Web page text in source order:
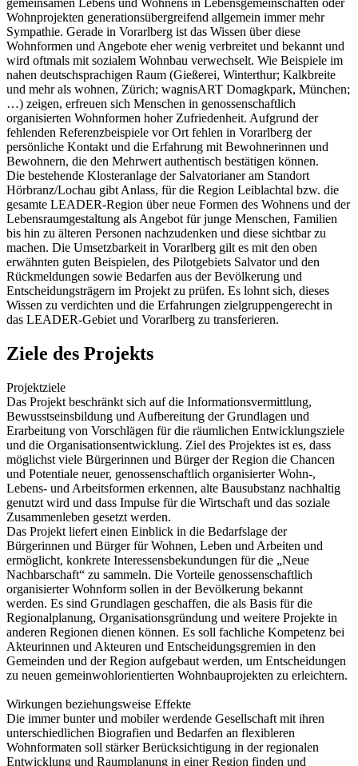
gemeinsamen Lebens und Wohnens in Lebensgemeinschaften oder
Wohnprojekten generationsübergreifend allgemein immer mehr
Sympathie. Gerade in Vorarlberg ist das Wissen über diese
Wohnformen und Angebote eher wenig verbreitet und bekannt und
wird oftmals mit sozialem Wohnbau verwechselt. Wie Beispiele im
nahen deutschsprachigen Raum (Gießerei, Winterthur; Kalkbreite
und mehr als wohnen, Zürich; wagnisART Domagkpark, München;
…) zeigen, erfreuen sich Menschen in genossenschaftlich
organisierten Wohnformen hoher Zufriedenheit. Aufgrund der
fehlenden Referenzbeispiele vor Ort fehlen in Vorarlberg der
persönliche Kontakt und die Erfahrung mit Bewohnerinnen und
Bewohnern, die den Mehrwert authentisch bestätigen können.
Die bestehende Klosteranlage der Salvatorianer am Standort
Hörbranz/Lochau gibt Anlass, für die Region Leiblachtal bzw. die
gesamte LEADER-Region über neue Formen des Wohnens und der
Lebensraumgestaltung als Angebot für junge Menschen, Familien
bis hin zu älteren Personen nachzudenken und diese sichtbar zu
machen. Die Umsetzbarkeit in Vorarlberg gilt es mit den oben
erwähnten guten Beispielen, des Pilotgebiets Salvator und den
Rückmeldungen sowie Bedarfen aus der Bevölkerung und
Entscheidungsträgern im Projekt zu prüfen. Es lohnt sich, dieses
Wissen zu verdichten und die Erfahrungen zielgruppengerecht in
das LEADER-Gebiet und Vorarlberg zu transferieren.
Ziele des Projekts
Projektziele
Das Projekt beschränkt sich auf die Informationsvermittlung,
Bewusstseinsbildung und Aufbereitung der Grundlagen und
Erarbeitung von Vorschlägen für die räumlichen Entwicklungsziele
und die Organisationsentwicklung. Ziel des Projektes ist es, dass
möglichst viele Bürgerinnen und Bürger der Region die Chancen
und Potentiale neuer, genossenschaftlich organisierter Wohn-,
Lebens- und Arbeitsformen erkennen, alte Bausubstanz nachhaltig
genutzt wird und dass Impulse für die Wirtschaft und das soziale
Zusammenleben gesetzt werden.
Das Projekt liefert einen Einblick in die Bedarfslage der
Bürgerinnen und Bürger für Wohnen, Leben und Arbeiten und
ermöglicht, konkrete Interessensbekundungen für die „Neue
Nachbarschaft“ zu sammeln. Die Vorteile genossenschaftlich
organisierter Wohnform sollen in der Bevölkerung bekannt
werden. Es sind Grundlagen geschaffen, die als Basis für die
Regionalplanung, Organisationsgründung und weitere Projekte in
anderen Regionen dienen können. Es soll fachliche Kompetenz bei
Akteurinnen und Akteuren und Entscheidungsgremien in den
Gemeinden und der Region aufgebaut werden, um Entscheidungen
zu neuen gemeinwohlorientierten Wohnbauprojekten zu erleichtern.
Wirkungen beziehungsweise Effekte
Die immer bunter und mobiler werdende Gesellschaft mit ihren
unterschiedlichen Biografien und Bedarfen an flexibleren
Wohnformaten soll stärker Berücksichtigung in der regionalen
Entwicklung und Raumplanung in einer Region finden und